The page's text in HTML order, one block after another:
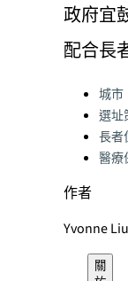
政府宜
配合長
Categories:
城市
選址
長者
醫療
作者
Yvonne Liu
關